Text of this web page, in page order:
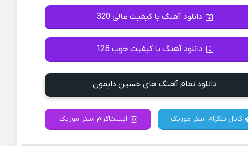
دانلود آهنگ با کیفیت عالی 320
دانلود آهنگ با کیفیت خوب 128
دانلود تمام آهنگ های حسین دایمون
کانال تلگرام استر موزیک اینستاگرام استر موزیک